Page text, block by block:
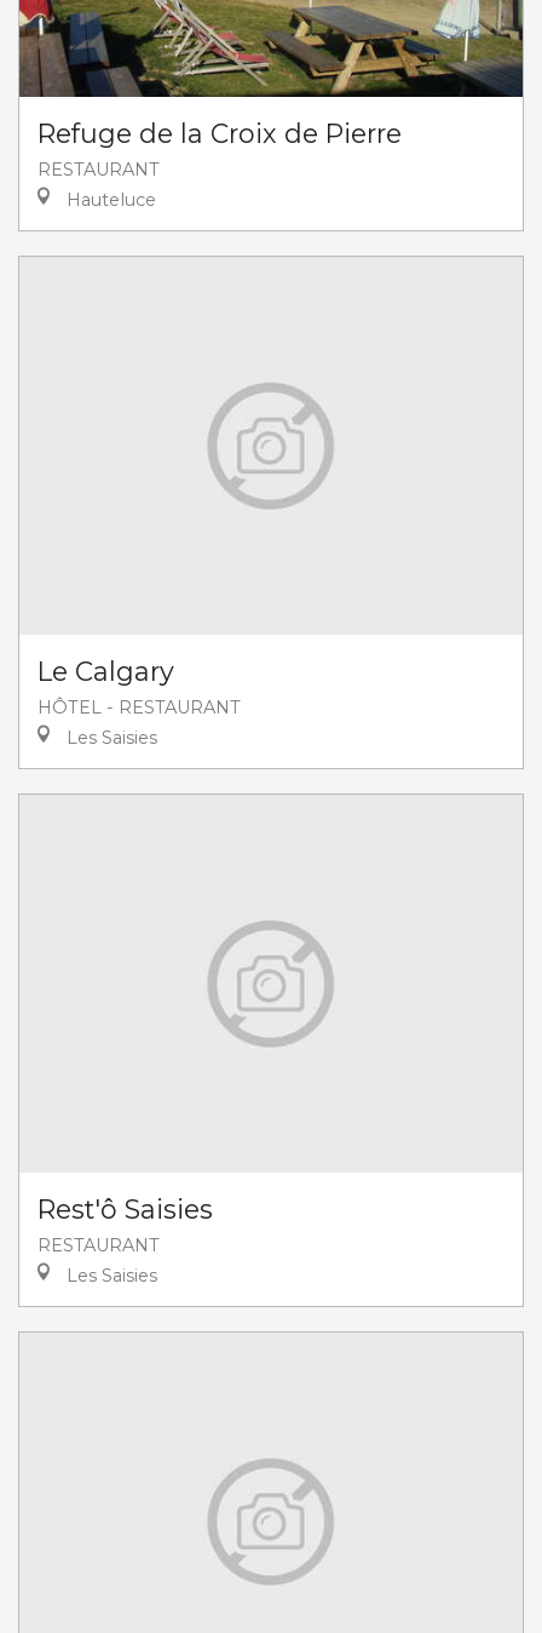
Refuge de la Croix de Pierre
RESTAURANT
Hauteluce
Le Calgary
HÔTEL - RESTAURANT
Les Saisies
Rest'ô Saisies
RESTAURANT
Les Saisies